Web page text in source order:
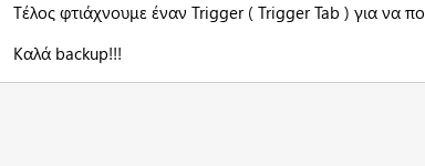
Τέλος φτιάχνουμε έναν Trigger ( Trigger Tab ) για να
Καλά backup!!!